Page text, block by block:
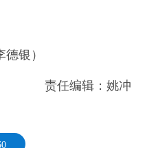
银）
责任编辑：姚冲